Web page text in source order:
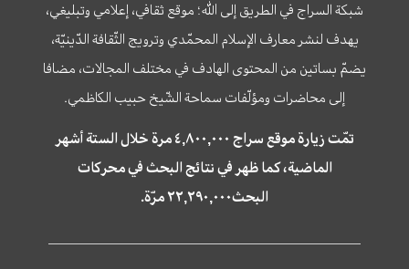
شبكة السراج في الطريق إلى الله؛ موقع ثقافي، إعلامي وتبليغي،
يهدف لنشر معارف الإسلام المحمّدي وترويج الثّقافة الدّينيّة،
يضمّ بساتين من المحتوى الهادف في مختلف المجالات، مضافا
إلى محاضرات ومؤلّفات سماحة الشّيخ حبيب الكاظمي.
تمّت زيارة موقع سراج ٤,٨٠٠,٠٠٠ مرة خلال الستة أشهر
الماضية، كما ظهر في نتائج البحث في محركات
البحث٢٢,٢٩٠,٠٠٠ مرّة.